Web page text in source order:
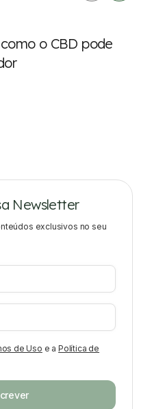
o CBD pode
Newsletter
exclusivos no seu
de Uso e a Política de